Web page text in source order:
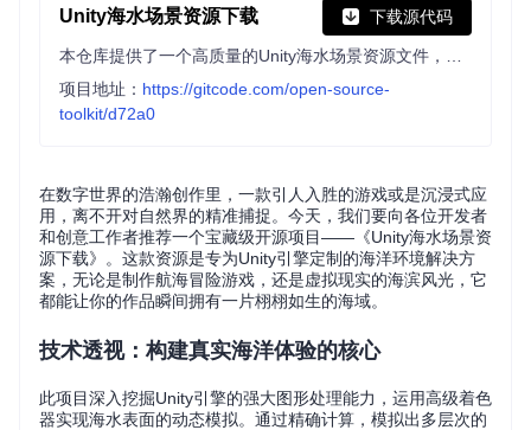
Unity海水场景资源下载 下载源代码
项目地址： https://gitcode.com/open-source-
toolkit/d72a0
在数字世界的浩瀚创作里，一款引人入胜的游戏或是沉浸式应
用，离不开对自然界的精准捕捉。今天，我们要向各位开发者
和创意工作者推荐一个宝藏级开源项目——《Unity海水场景资
源下载》。这款资源是专为Unity引擎定制的海洋环境解决方
案，无论是制作航海冒险游戏，还是虚拟现实的海滨风光，它
都能让你的作品瞬间拥有一片栩栩如生的海域。
技术透视：构建真实海洋体验的核心
此项目深入挖掘Unity引擎的强大图形处理能力，运用高级着色
器实现海水表面的动态模拟。通过精确计算，模拟出多层次的